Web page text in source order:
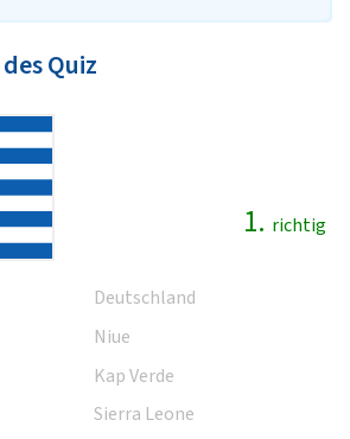
Quiz
1. richtig
Deutschland
Niue
Kap Verde
Sierra Leone